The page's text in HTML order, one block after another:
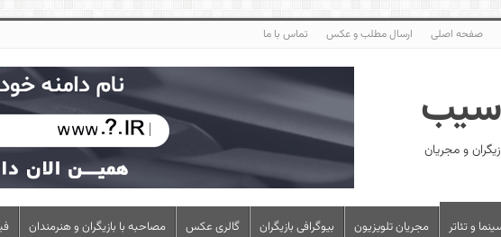
صفحه اصلی ارسال مطلب و عکس تماس با ما
و مجریان
و تئاتر مجریان تلویزیون بیوگرافی بازیگران گالری عکس مصاحبه با بازیگران و هنرمندان